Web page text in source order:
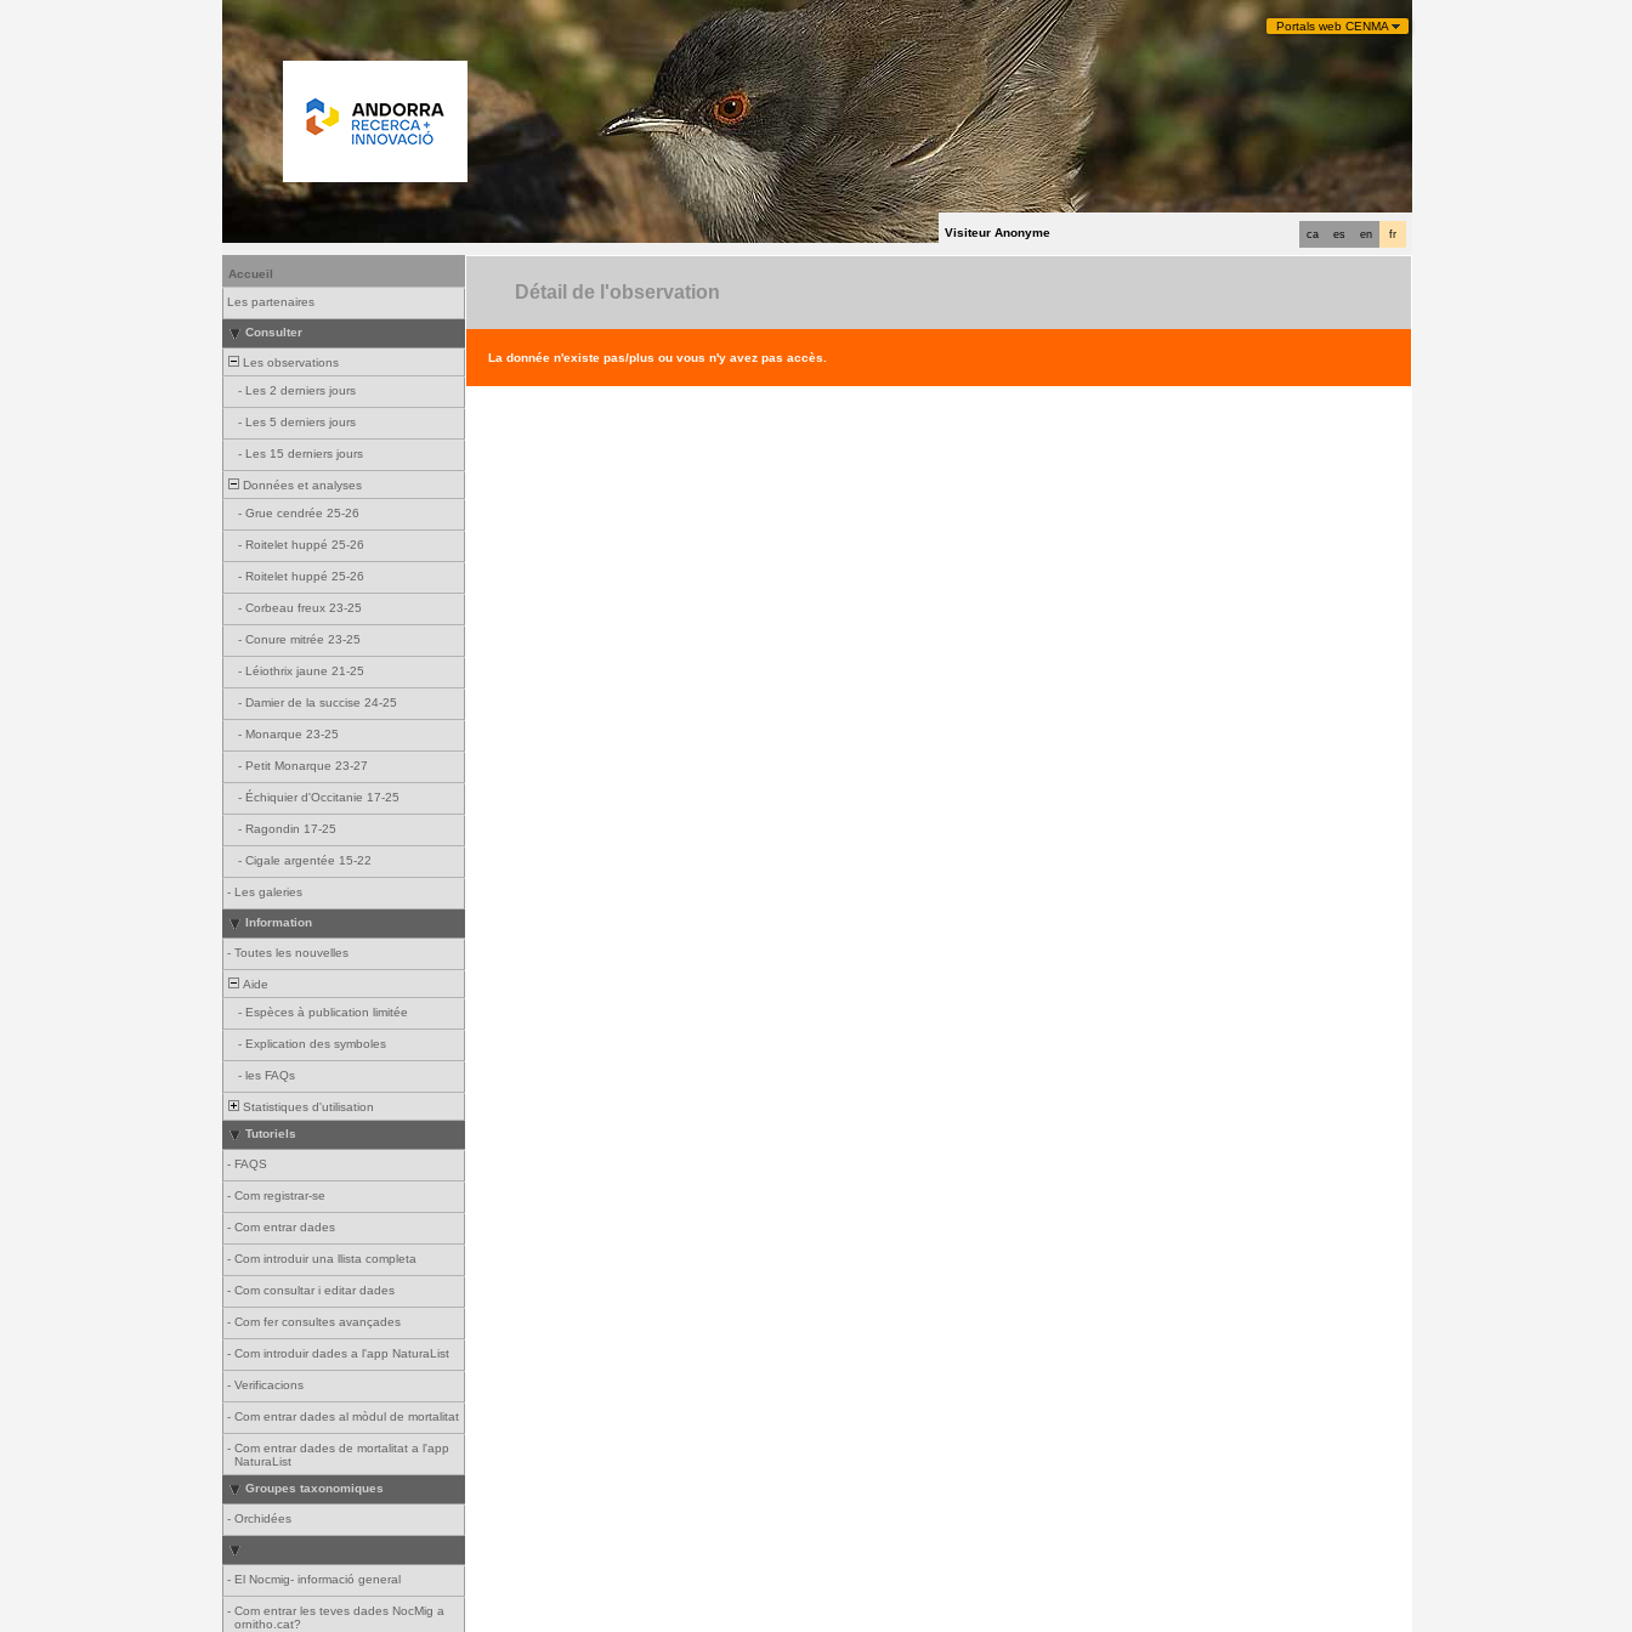
Portals web CENMA
fr
en
es
ca
Visiteur Anonyme
Accueil
Les partenaires
Consulter
Les observations
- Les 2 derniers jours
- Les 5 derniers jours
- Les 15 derniers jours
Données et analyses
- Grue cendrée 25-26
- Roitelet huppé 25-26
- Roitelet huppé 25-26
- Corbeau freux 23-25
- Conure mitrée 23-25
- Léiothrix jaune 21-25
- Damier de la succise 24-25
- Monarque 23-25
- Petit Monarque 23-27
- Échiquier d'Occitanie 17-25
- Ragondin 17-25
- Cigale argentée 15-22
- Les galeries
Information
- Toutes les nouvelles
Aide
- Espèces à publication limitée
- Explication des symboles
- les FAQs
Statistiques d'utilisation
Tutoriels
- FAQS
- Com registrar-se
- Com entrar dades
- Com introduir una llista completa
- Com consultar i editar dades
- Com fer consultes avançades
- Com introduir dades a l'app NaturaList
- Verificacions
- Com entrar dades al mòdul de mortalitat
- Com entrar dades de mortalitat a l'app
NaturaList
Groupes taxonomiques
- Orchidées
- El Nocmig- informació general
- Com entrar les teves dades NocMig a
ornitho.cat?
Détail de l'observation
La donnée n'existe pas/plus ou vous n'y avez pas accès.